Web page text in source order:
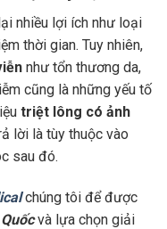
nhiều lợi ích như loại
thời gian. Tuy nhiên,
như tổn thương da,
cũng là những yếu tố
triệt lông có ảnh
lời là tùy thuộc vào
sau đó.
chúng tôi để được
và lựa chọn giải